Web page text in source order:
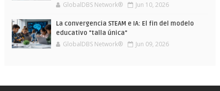
GlobalDBS Network® Jun 10, 2026
La convergencia STEAM e IA: El fin del modelo
educativo "talla única"
GlobalDBS Network® Jun 09, 2026